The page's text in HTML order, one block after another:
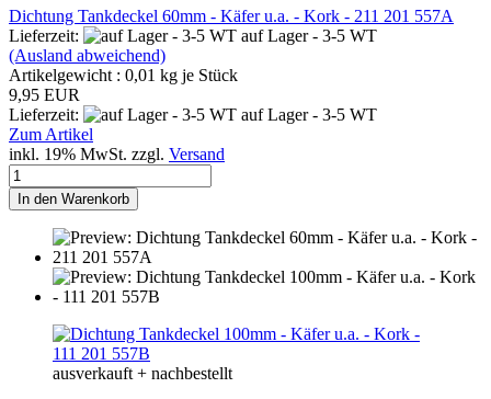
Dichtung Tankdeckel 60mm - Käfer u.a. - Kork - 211 201 557A
Lieferzeit:
auf Lager - 3-5 WT
(Ausland abweichend)
Artikelgewicht : 0,01 kg je Stück
9,95 EUR
Lieferzeit:
auf Lager - 3-5 WT
Zum Artikel
inkl. 19% MwSt. zzgl. Versand
In den Warenkorb
ausverkauft + nachbestellt